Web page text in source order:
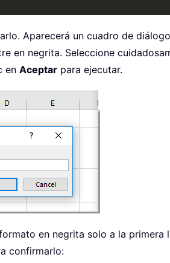
Aparecerá un cuadro de
en negrita. Seleccione
en Aceptar para ejecutar.
en negrita solo a la
confirmarlo: